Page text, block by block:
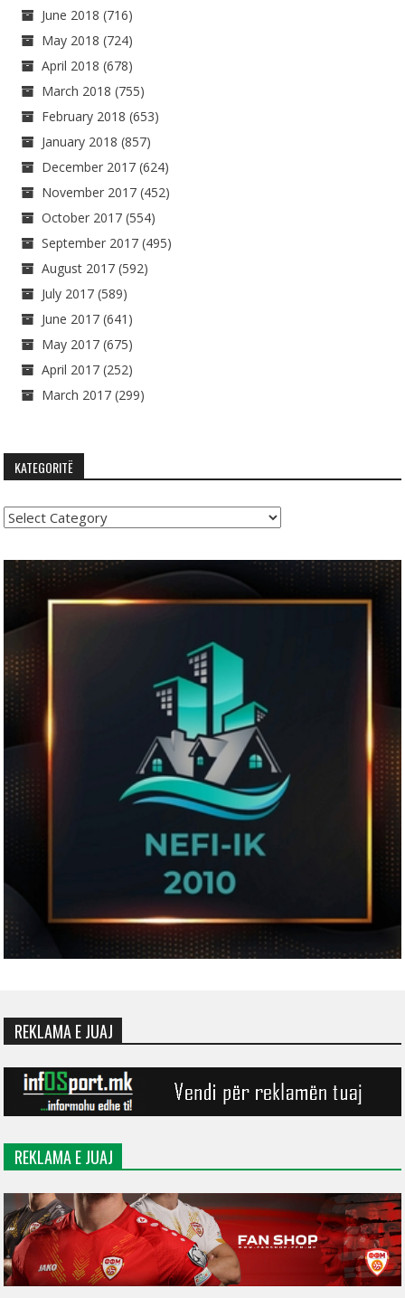
June 2018 (716)
May 2018 (724)
April 2018 (678)
March 2018 (755)
February 2018 (653)
January 2018 (857)
December 2017 (624)
November 2017 (452)
October 2017 (554)
September 2017 (495)
August 2017 (592)
July 2017 (589)
June 2017 (641)
May 2017 (675)
April 2017 (252)
March 2017 (299)
KATEGORITË
Kategoritë
REKLAMA E JUAJ
REKLAMA E JUAJ